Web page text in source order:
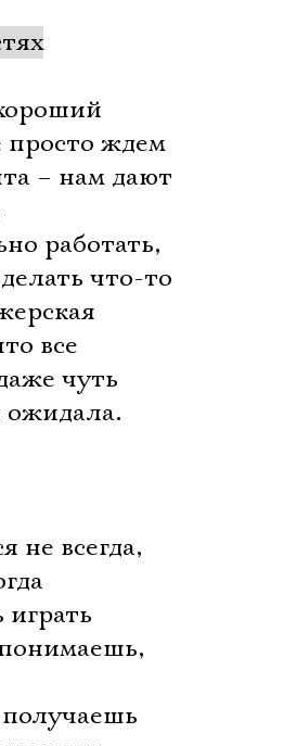
ждем
– нам дают
работать,
что-то
все
чуть
не всегда,